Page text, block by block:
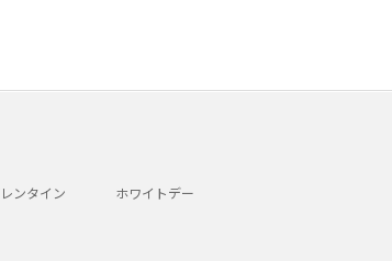
ンタイン ホワイトデー